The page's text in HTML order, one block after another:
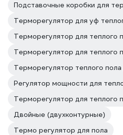
Терморегулятор для уф
Терморегулятор для теплого
Терморегулятор для теплого
Терморегулятор теплого
Регулятор мощности для
Терморегулятор для теплого
Двойные (двухконтурные)
Термо регулятор для пола